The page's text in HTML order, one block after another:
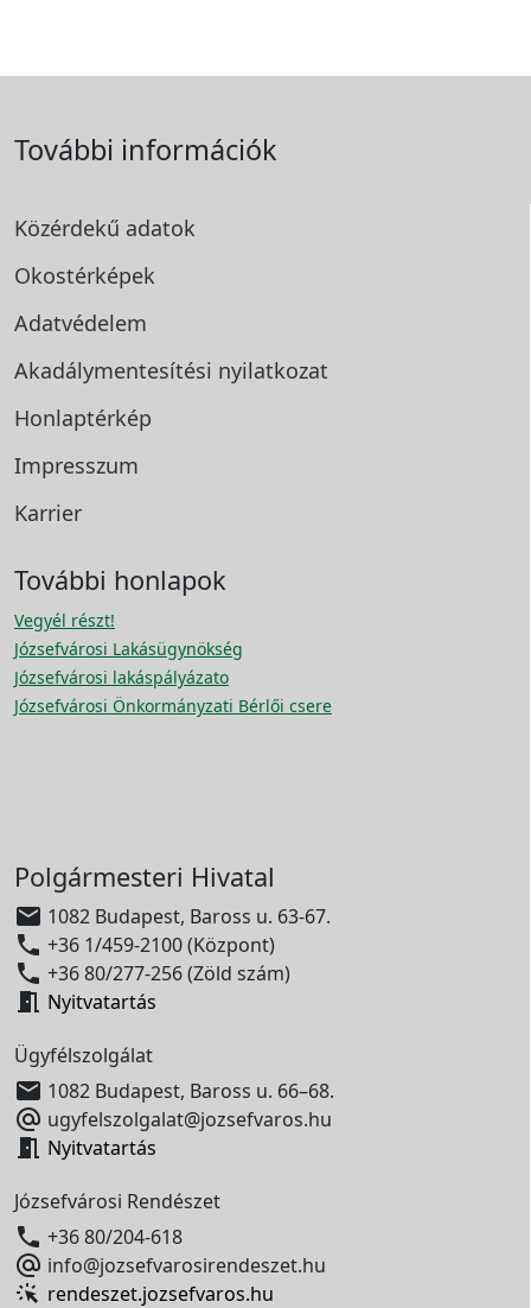
További információk
Közérdekű adatok
Okostérképek
Adatvédelem
Akadálymentesítési nyilatkozat
Honlaptérkép
Impresszum
Karrier
További honlapok
Vegyél részt!
Józsefvárosi Lakásügynökség
Józsefvárosi lakáspályázato
Józsefvárosi Önkormányzati Bérlői csere
Polgármesteri Hivatal
 1082 Budapest, Baross u. 63-67.
 +36 1/459-2100 (Központ)
 +36 80/277-256 (Zöld szám)
 Nyitvatartás
Ügyfélszolgálat
 1082 Budapest, Baross u. 66–68.
 ugyfelszolgalat@jozsefvaros.hu
 Nyitvatartás
Józsefvárosi Rendészet
 +36 80/204-618
 info@jozsefvarosirendeszet.hu
rendeszet.jozsefvaros.hu